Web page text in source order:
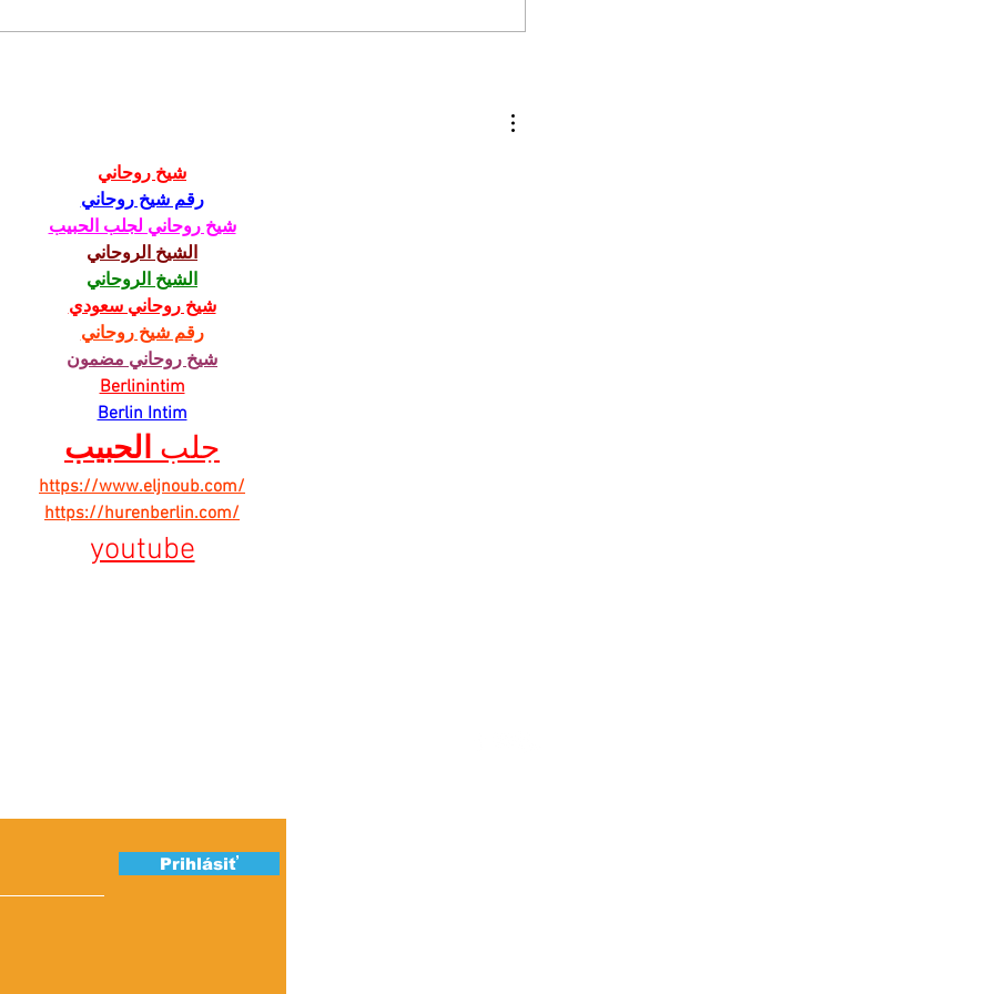
náročné nájsť
شيخ روحاني
رقم شيخ روحاني
شيخ روحاني لجلب الحبيب
الشيخ الروحاني
الشيخ الروحاني
شيخ روحاني سعودي
رقم شيخ روحاني
شيخ روحاني مضمون
Berlinintim
Berlin Intim
جلب الحبيب
https://www.eljnoub.com/
https://hurenberlin.com/
youtube
Prihlásiť